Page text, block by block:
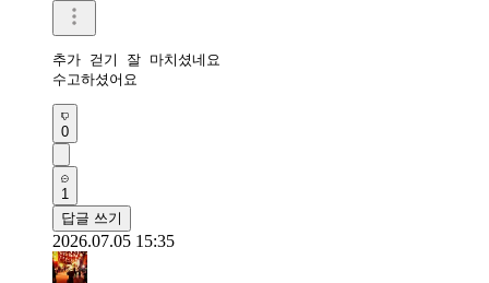
추가 걷기 잘 마치셨네요
수고하셨어요
0
1
답글 쓰기
2026.07.05 15:35